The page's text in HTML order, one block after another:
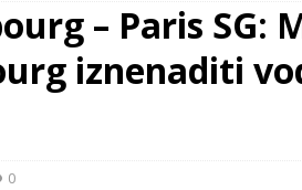
– Paris SG:
iznenaditi
0